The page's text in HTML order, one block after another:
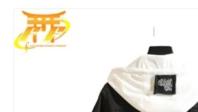
Passa alle
informazioni
sul prodotto